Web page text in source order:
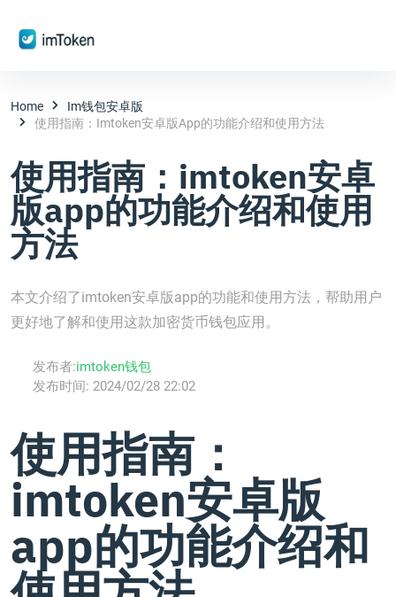
Home
Im钱包安卓版
使用指南：imtoken安卓版app的功能介绍和使用方法
使用指南：imtoken安卓
版app的功能介绍和使用
方法
本文介绍了imtoken安卓版app的功能和使用方法，帮助用户
更好地了解和使用这款加密货币钱包应用。
发布者:imtoken钱包
发布时间: 2024/02/28 22:02
使用指南：
imtoken安卓版
app的功能介绍和